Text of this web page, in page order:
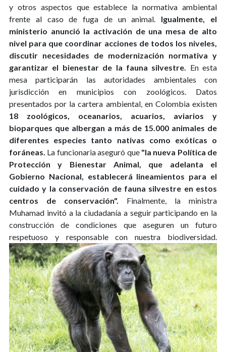
y otros aspectos que establece la normativa ambiental
frente al caso de fuga de un animal. Igualmente, el
ministerio anunció la activación de una mesa de alto
nivel para que coordinar acciones de todos los niveles,
discutir necesidades de modernización normativa y
garantizar el bienestar de la fauna silvestre. En esta
mesa participarán las autoridades ambientales con
jurisdicción en municipios con zoológicos. Datos
presentados por la cartera ambiental, en Colombia existen
18 zoológicos, oceanarios, acuarios, aviarios y
bioparques que albergan a más de 15.000 animales de
diferentes especies tanto nativas como exóticas o
foráneas. La funcionaria aseguró que "la nueva Política de
Protección y Bienestar Animal, que adelanta el
Gobierno Nacional, establecerá lineamientos para el
cuidado y la conservación de fauna silvestre en estos
centros de conservación". Finalmente, la ministra
Muhamad invitó a la ciudadanía a seguir participando en la
construcción de condiciones que aseguren un futuro
respetuoso y responsable con nuestra biodiversidad.